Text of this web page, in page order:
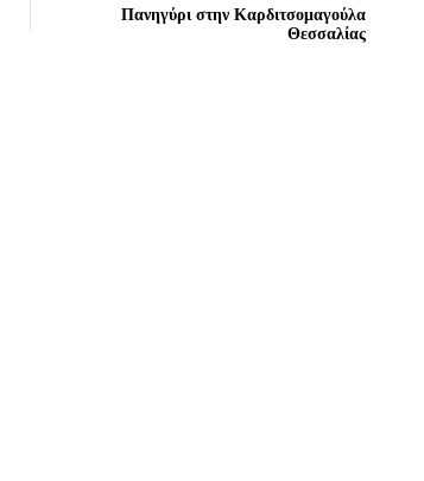
Πανηγύρι στην Καρδιτσομαγούλα
Θεσσαλίας